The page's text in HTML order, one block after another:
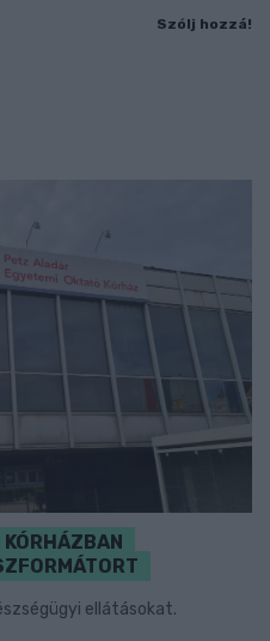
Szólj hozzá!
KÓRHÁZBAN
ellátásokat.